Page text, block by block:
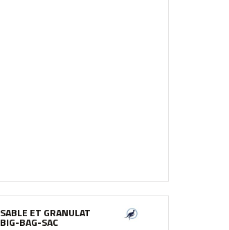
SABLE ET GRANULAT
BIG-BAG-SAC